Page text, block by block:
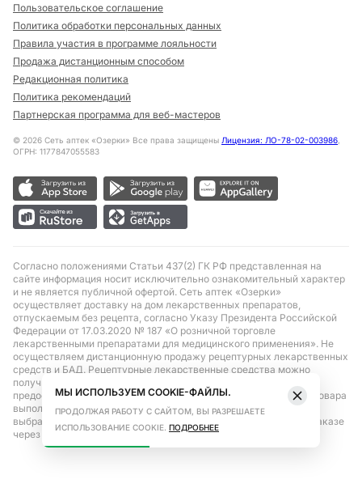
Пользовательское соглашение
Политика обработки персональных данных
Правила участия в программе лояльности
Продажа дистанционным способом
Редакционная политика
Политика рекомендаций
Партнерская программа для веб-мастеров
© 2026 Сеть аптек «Озерки» Все права защищены Лицензия: ЛО-78-02-003986,
ОГРН: 1177847055583
Согласно положениями Статьи 437(2) ГК РФ представленная на
сайте информация носит исключительно ознакомительный характер
и не является публичной офертой. Сеть аптек «Озерки»
осуществляет доставку на дом лекарственных препаратов,
отпускаемым без рецепта, согласно Указу Президента Российской
Федерации от 17.03.2020 № 187 «О розничной торговле
лекарственными препаратами для медицинского применения». Не
осуществляем дистанционную продажу рецептурных лекарственных
средств и БАД. Рецептурные лекарственные средства можно
получить только при помощи самовывоза в аптеке при
предоставлении рецепта, выписанного врачом. Бронирование товара
выполняется при условиях последующего выкупа заказа в
выбранном аптечном пункте. Цена действительна только при заказе
через сайт.
МЫ ИСПОЛЬЗУЕМ COOKIE-ФАЙЛЫ.
ПРОДОЛЖАЯ РАБОТУ С САЙТОМ, ВЫ РАЗРЕШАЕТЕ
ИСПОЛЬЗОВАНИЕ COOKIE. ПОДРОБНЕЕ